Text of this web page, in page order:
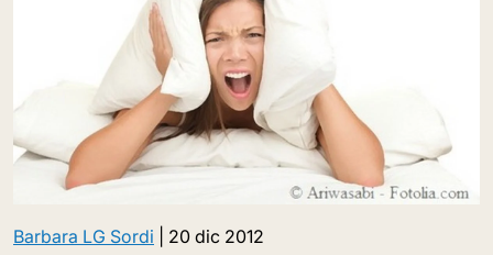
Barbara LG Sordi 20 dic 2012